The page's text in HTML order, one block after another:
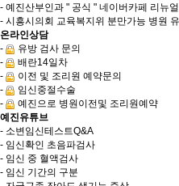
- 예진산부인과 " 공식 " 네이버카페 리뉴
- 시흥시의회 교육복지위 분만가능 병원
온라인상담
-
유방 검사 문의
-
배란14일차
-
이전 및 조리원 예약문의
-
임신중절수술
-
예진으로 병원이전및 조리원예약
예진유튜브
- 소변임신테스트Q&A
- 임신확인 초음파검사
- 임신 중 혈액검사
- 임신 기간의 구분